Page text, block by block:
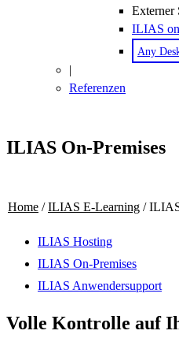
Externer
ILIAS
Any
|
Referenzen
ILIAS On-Premises
Home / ILIAS E-Learning /
ILIAS Hosting
ILIAS On-Premises
ILIAS Anwendersupport
Volle Kontrolle auf